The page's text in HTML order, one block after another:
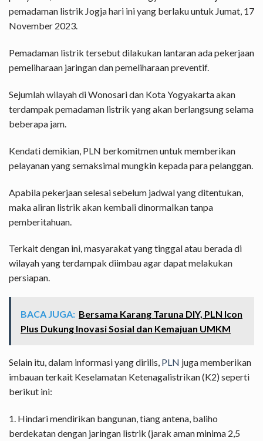
pemadaman listrik Jogja hari ini yang berlaku untuk Jumat, 17
November 2023.
Pemadaman listrik tersebut dilakukan lantaran ada pekerjaan
pemeliharaan jaringan dan pemeliharaan preventif.
Sejumlah wilayah di Wonosari dan Kota Yogyakarta akan
terdampak pemadaman listrik yang akan berlangsung selama
beberapa jam.
Kendati demikian, PLN berkomitmen untuk memberikan
pelayanan yang semaksimal mungkin kepada para pelanggan.
Apabila pekerjaan selesai sebelum jadwal yang ditentukan,
maka aliran listrik akan kembali dinormalkan tanpa
pemberitahuan.
Terkait dengan ini, masyarakat yang tinggal atau berada di
wilayah yang terdampak diimbau agar dapat melakukan
persiapan.
BACA JUGA: Bersama Karang Taruna DIY, PLN Icon
Plus Dukung Inovasi Sosial dan Kemajuan UMKM
Selain itu, dalam informasi yang dirilis, PLN juga memberikan
imbauan terkait Keselamatan Ketenagalistrikan (K2) seperti
berikut ini:
1. Hindari mendirikan bangunan, tiang antena, baliho
berdekatan dengan jaringan listrik (jarak aman minima 2,5